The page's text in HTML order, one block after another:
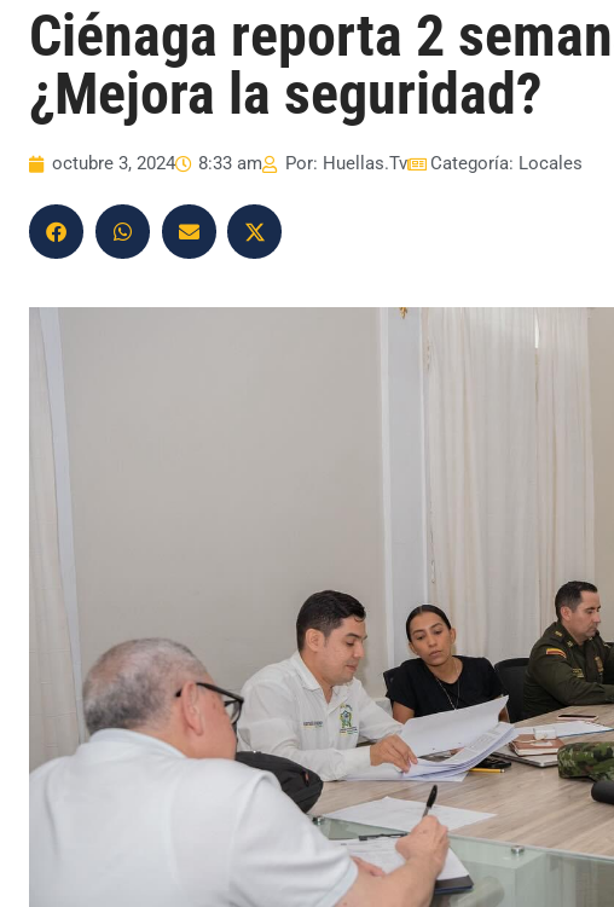
Ciénaga reporta 2
¿Mejora la seguridad?
octubre 3, 2024 8:33 am Por: Huellas.Tv Categoría: Locales